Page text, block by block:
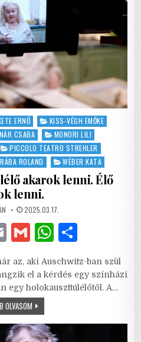
ERNŐ
KISS-VÉGH EMŐKE
CSABA
MONORI LILI
PICCOLO TEATRO STREHLER
RÁBA ROLAND WÉBER KATA
akarok lenni. Élő
lenni.
PUBLISHED
DATE:
2025.03.17.
E
ai
l
G
ai
l
W
at
s
p
ar
e
az, aki Auschwitz-ban szül
el a kérdés egy színházi
egy holokauszttúlélőtől. A…
OLVASOMPARALLAX
–
TÚLÉLŐ
AKAROK